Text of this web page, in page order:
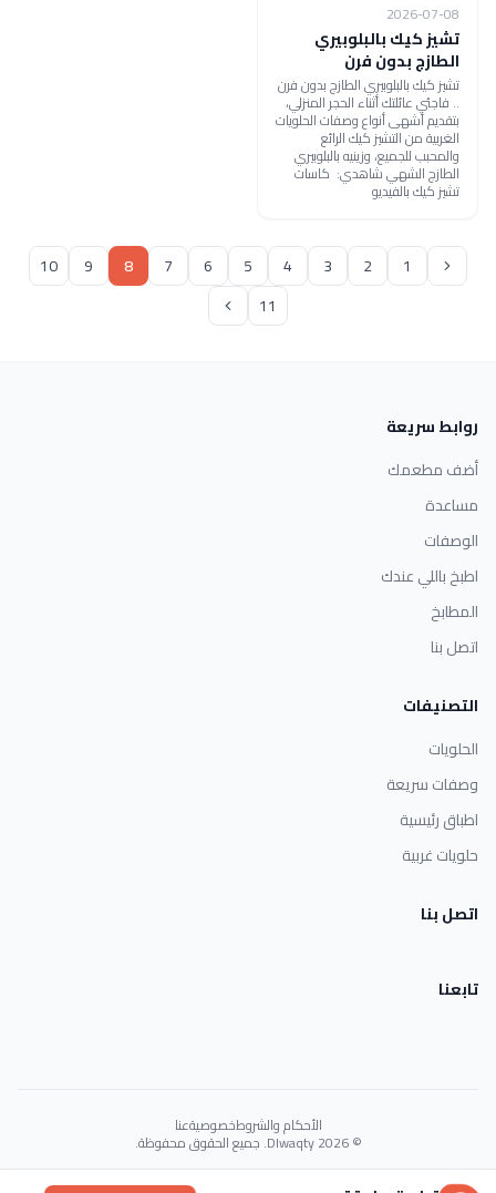
2026-07-08
تشيز كيك بالبلوبيري
الطازج بدون فرن
تشيز كيك بالبلوبيري الطازج بدون فرن
.. فاجئي عائلتك أثناء الحجر المنزلي،
بتقديم أشهى أنواع وصفات الحلويات
الغربية من التشيز كيك الرائع
والمحبب للجميع، وزينيه بالبلوبيري
الطازج الشهي شاهدي: كاسات
تشيز كيك بالفيديو
1
2
3
4
5
6
7
8
9
10
11
روابط سريعة
أضف مطعمك
مساعدة
الوصفات
اطبخ باللي عندك
المطابخ
اتصل بنا
التصنيفات
الحلويات
وصفات سريعة
اطباق رئيسية
حلويات غربية
اتصل بنا
تابعنا
الأحكام والشروطخصوصيةعنا
© 2026 Dlwaqty. جميع الحقوق محفوظة.
Powered byGAIT